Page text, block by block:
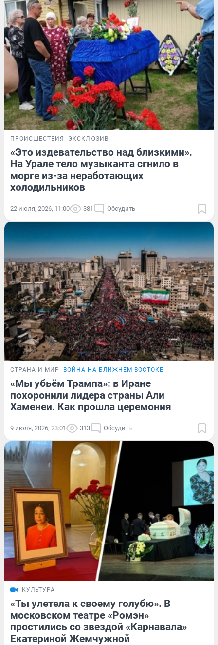
ПРОИСШЕСТВИЯ ЭКСКЛЮЗИВ
«Это издевательство над близкими».
На Урале тело музыканта сгнило в
морге из-за неработающих
холодильников
22 июля, 2026, 11:00 381 Обсудить
СТРАНА И МИР ВОЙНА НА БЛИЖНЕМ ВОСТОКЕ
«Мы убьём Трампа»: в Иране
похоронили лидера страны Али
Хаменеи. Как прошла церемония
9 июля, 2026, 23:01 313 Обсудить
КУЛЬТУРА
«Ты улетела к своему голубю». В
московском театре «Ромэн»
простились со звездой «Карнавала»
Екатериной Жемчужной